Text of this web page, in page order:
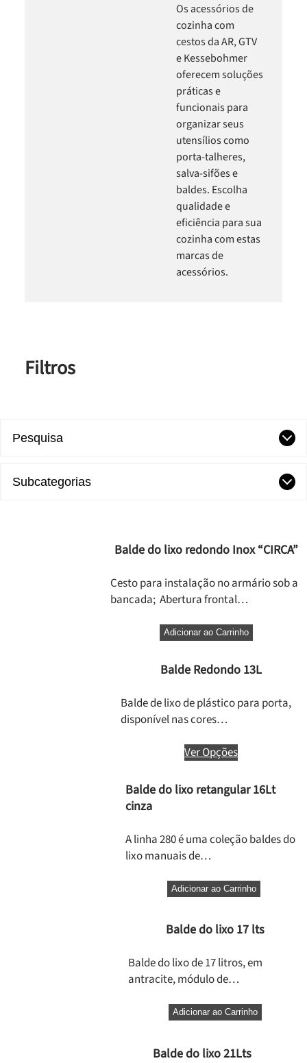
Os acessórios de
cozinha com
cestos da AR, GTV
e Kessebohmer
oferecem soluções
práticas e
funcionais para
organizar seus
utensílios como
porta-talheres,
salva-sifões e
baldes. Escolha
qualidade e
eficiência para sua
cozinha com estas
marcas de
acessórios.
Filtros
Pesquisa
Subcategorias
Balde do lixo redondo Inox “CIRCA”
Cesto para instalação no armário sob a
bancada; Abertura frontal…
Adicionar ao Carrinho
Balde Redondo 13L
Balde de lixo de plástico para porta,
disponível nas cores…
Ver Opções
Balde do lixo retangular 16Lt
cinza
A linha 280 é uma coleção baldes do
lixo manuais de…
Adicionar ao Carrinho
Balde do lixo 17 lts
Balde do lixo de 17 litros, em
antracite, módulo de…
Adicionar ao Carrinho
Balde do lixo 21Lts